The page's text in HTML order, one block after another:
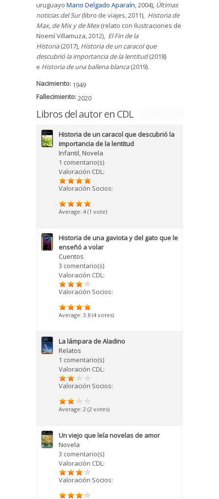
uruguayo Mario Delgado Aparaín, 2004), Últimas
noticias del Sur(libro de viajes, 2011), Historia de
Max, de Mix y de Mex(relato con ilustraciones de
Noemí Villamuza, 2012), El Fin de la
Historia(2017), Historia de un caracol que
descubrió la importancia de la lentitud(2018)
e Historia de una ballena blanca(2019).
Nacimiento: 1949
Fallecimiento:2020
Libros del autor en CDL
Historia de un caracol que descubrió la
importancia de la lentitud
Infantil,Novela
1 comentario(s)
Valoración CDL:
Valoración Socios:
Average: 4 (1 vote)
Historia de una gaviota y del gato que le
enseñó a volar
Cuentos
3 comentario(s)
Valoración CDL:
Valoración Socios:
Average: 3.8 (4 votes)
La lámpara de Aladino
Relatos
1 comentario(s)
Valoración CDL:
Valoración Socios:
Average: 2 (2 votes)
Un viejo que leía novelas de amor
Novela
3 comentario(s)
Valoración CDL:
Valoración Socios: